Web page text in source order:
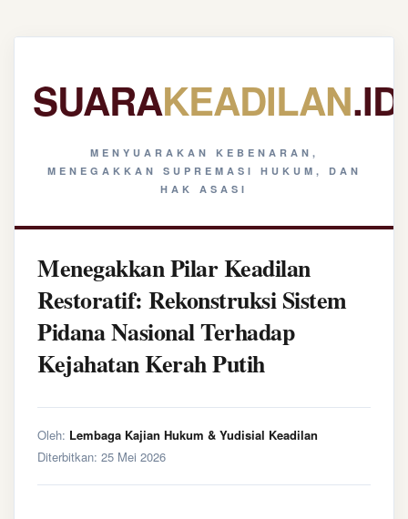
SUARAKEADILAN.ID
MENYUARAKAN KEBENARAN,
MENEGAKKAN SUPREMASI HUKUM, DAN
HAK ASASI
Menegakkan Pilar Keadilan
Restoratif: Rekonstruksi Sistem
Pidana Nasional Terhadap
Kejahatan Kerah Putih
Oleh: Lembaga Kajian Hukum & Yudisial Keadilan
Diterbitkan: 25 Mei 2026